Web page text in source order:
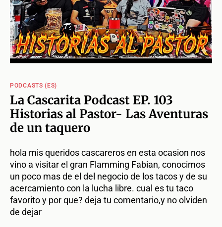
PODCASTS (ES)
La Cascarita Podcast EP. 103
Historias al Pastor- Las Aventuras
de un taquero
hola mis queridos cascareros en esta ocasion nos
vino a visitar el gran Flamming Fabian, conocimos
un poco mas de el del negocio de los tacos y de su
acercamiento con la lucha libre. cual es tu taco
favorito y por que? deja tu comentario,y no olviden
de dejar